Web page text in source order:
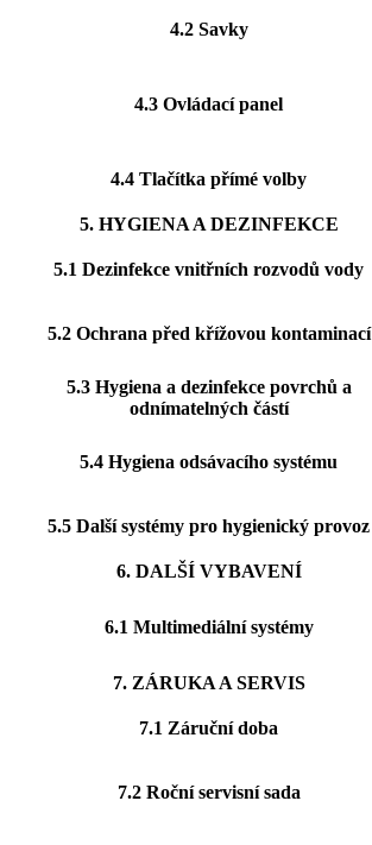
4.2 Savky
4.3 Ovládací panel
4.4 Tlačítka přímé volby
5. HYGIENA A DEZINFEKCE
5.1 Dezinfekce vnitřních rozvodů vody
5.2 Ochrana před křížovou kontaminací
5.3 Hygiena a dezinfekce povrchů a
odnímatelných částí
5.4 Hygiena odsávacího systému
5.5 Další systémy pro hygienický provoz
6. DALŠÍ VYBAVENÍ
6.1 Multimediální systémy
7. ZÁRUKA A SERVIS
7.1 Záruční doba
7.2 Roční servisní sada